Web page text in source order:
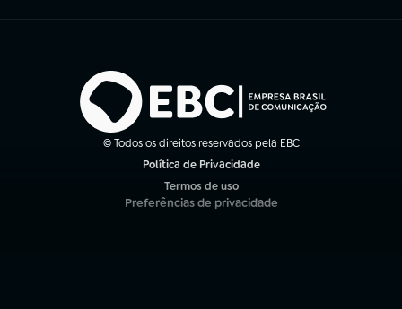
© Todos os direitos reservados pela EBC
Política de Privacidade
Termos de uso
(abre em nova aba)
Preferências de privacidade